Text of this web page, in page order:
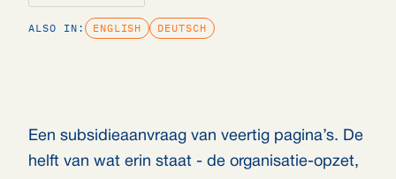
ALSO IN: ENGLISH DEUTSCH
Een subsidieaanvraag van veertig pagina’s. De
helft van wat erin staat - de organisatie-opzet,